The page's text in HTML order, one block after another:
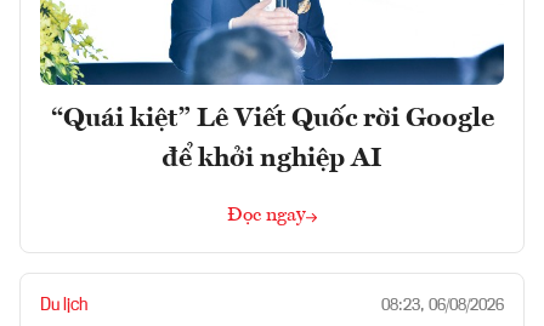
“Quái kiệt” Lê Viết Quốc rời Google
để khởi nghiệp AI
Đọc ngay
Du lịch 08:23, 06/08/2026